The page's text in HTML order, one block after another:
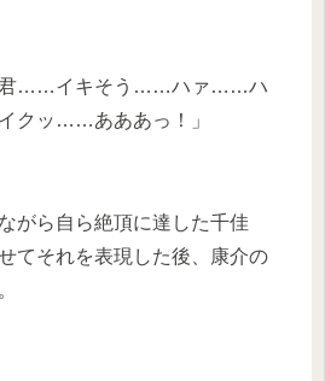
君……イキそう……ハァ……ハ
ッ……あああっ！」
がら自ら絶頂に達した千佳
てそれを表現した後、康介の